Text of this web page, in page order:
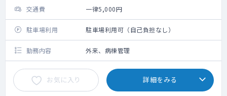
交通費 一律5,000円
駐車場利用 駐車場利用可（自己負担なし）
勤務内容 外来、病棟管理
お気に入り 詳細をみる